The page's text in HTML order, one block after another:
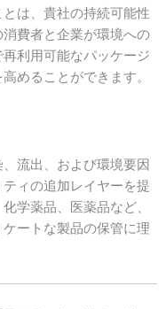
は、貴社の持続可能性
費者と企業が環境への
利用可能なパッケージ
めることができます。
流出、および環境要因
ィの追加レイヤーを提
学薬品、医薬品など、
ートな製品の保管に理